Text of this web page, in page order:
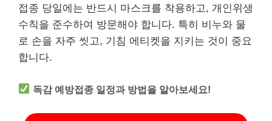
접종 당일에는 반드시 마스크를 착용하고, 개인위생
수칙을 준수하여 방문해야 합니다. 특히 비누와 물
로 손을 자주 씻고, 기침 에티켓을 지키는 것이 중요
합니다.
독감 예방접종 일정과 방법을 알아보세요!